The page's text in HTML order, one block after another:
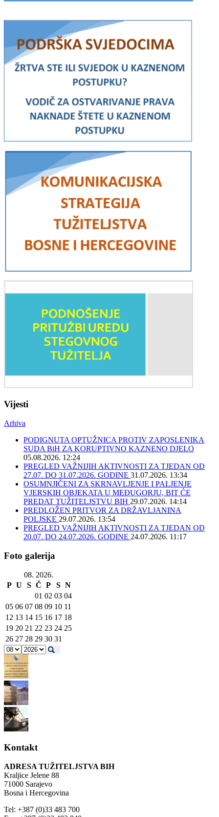
Vijesti
Arhiva
PODIGNUTA OPTUŽNICA PROTIV ZAPOSLENIKA
SUDA BiH ZA KORUPTIVNO KAZNENO DJELO
05.08.2026. 12:24
PREGLED VAŽNIJIH AKTIVNOSTI ZA TJEDAN OD
27.07. DO 31.07.2026. GODINE 31.07.2026. 13:34
OSUMNJIČENI ZA SKRNAVLJENJE I PALJENJE
VJERSKIH OBJEKATA U MEĐUGORJU, BIT ĆE
PREDAT TUŽITELJSTVU BIH 29.07.2026. 14:14
PREDLOŽEN PRITVOR ZA DRŽAVLJANINA
POLJSKE 29.07.2026. 13:54
PREGLED VAŽNIJIH AKTIVNOSTI ZA TJEDAN OD
20.07. DO 24.07.2026. GODINE 24.07.2026. 11:17
Foto galerija
08. 2026.
P U S Č P S N
01 02 03 04
05 06 07 08 09 10 11
12 13 14 15 16 17 18
19 20 21 22 23 24 25
26 27 28 29 30 31
Kontakt
ADRESA TUŽITELJSTVA BIH
Kraljice Jelene 88
71000 Sarajevo
Bosna i Hercegovina
Tel: +387 (0)33 483 700